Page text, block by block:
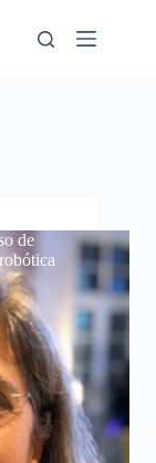
de